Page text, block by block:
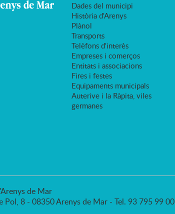
Dades del municipi
Història d'Arenys
Plànol
Transports
Telèfons d'interès
Empreses i comerços
Entitats i associacions
Fires i festes
Equipaments municipals
Auterive i la Ràpita, viles
germanes
de Mar
Pol, 8 - 08350 Arenys de Mar - Tel. 93 795 99 00